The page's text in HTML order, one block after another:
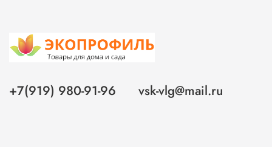
+7(919) 980-91-96 vsk-vlg@mail.ru